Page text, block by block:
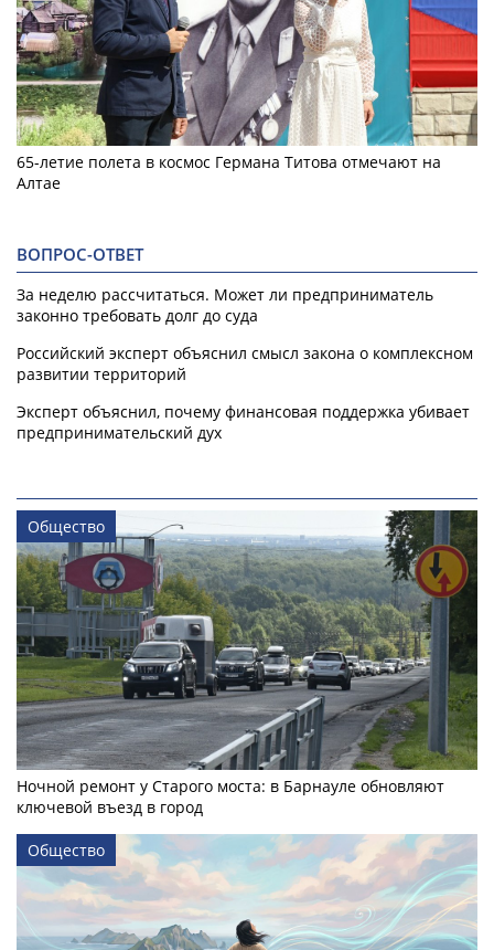
65-летие полета в космос Германа Титова отмечают на
Алтае
ВОПРОС-ОТВЕТ
За неделю рассчитаться. Может ли предприниматель
законно требовать долг до суда
Российский эксперт объяснил смысл закона о комплексном
развитии территорий
Эксперт объяснил, почему финансовая поддержка убивает
предпринимательский дух
Общество
Ночной ремонт у Старого моста: в Барнауле обновляют
ключевой въезд в город
Общество